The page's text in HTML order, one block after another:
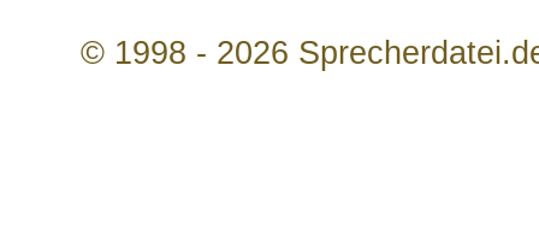
© 1998 - 2026